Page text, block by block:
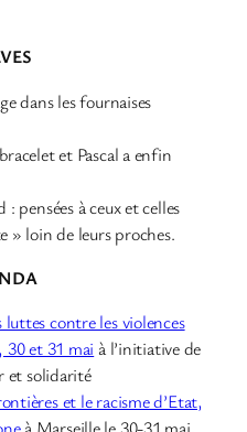
dans les fournaises
et Pascal a enfin
pensées à ceux et celles
» loin de leurs proches.
contre les violences
30 et 31 mai à l’initiative de
et solidarité
et le racisme d’Etat,